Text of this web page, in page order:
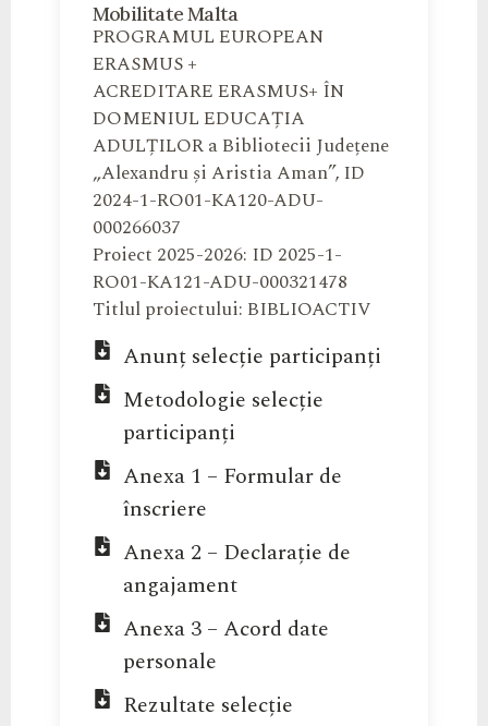
Mobilitate Malta
PROGRAMUL EUROPEAN
ERASMUS +
ACREDITARE ERASMUS+ ÎN
DOMENIUL EDUCAȚIA
ADULȚILOR a Bibliotecii Județene
„Alexandru și Aristia Aman”, ID
2024-1-RO01-KA120-ADU-
000266037
Proiect 2025-2026: ID 2025-1-
RO01-KA121-ADU-000321478
Titlul proiectului: BIBLIOACTIV
Anunț selecție participanți
Metodologie selecție
participanți
Anexa 1 – Formular de
înscriere
Anexa 2 – Declarație de
angajament
Anexa 3 – Acord date
personale
Rezultate selecție